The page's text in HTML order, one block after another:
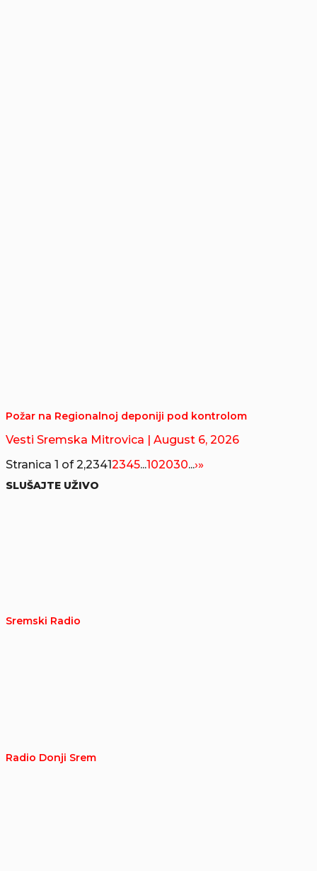
Požar na Regionalnoj deponiji pod kontrolom
Vesti Sremska Mitrovica
| August 6, 2026
Stranica 1 of 2,23412345...102030...›»
SLUŠAJTE UŽIVO
Sremski Radio
Radio Donji Srem